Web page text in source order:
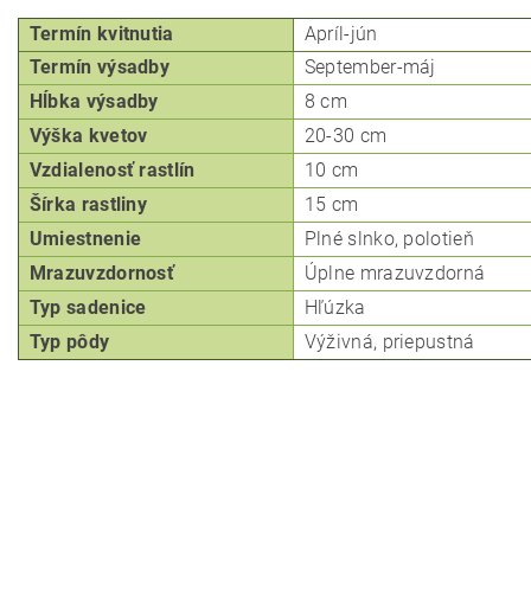
Termín kvitnutia
Apríl-jún
Termín výsadby
September-máj
Hĺbka výsadby
8 cm
Výška kvetov
20-30 cm
Vzdialenosť rastlín
10 cm
Šírka rastliny
15 cm
Umiestnenie
Plné slnko, polotieň
Mrazuvzdornosť
Úplne mrazuvzdorná
Typ sadenice
Hľúzka
Typ pôdy
Výživná, priepustná
Odoslať
Powered by chaterimo